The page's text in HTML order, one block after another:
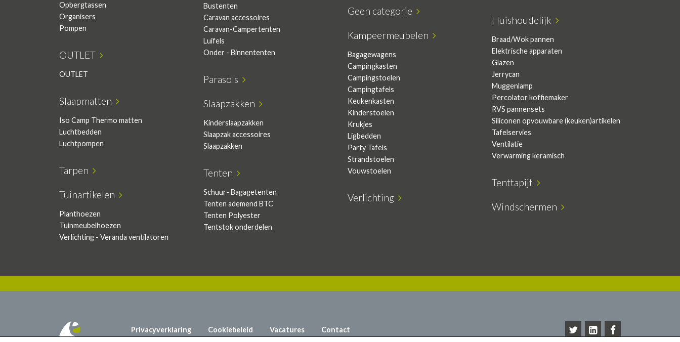
Opbergtassen
Organisers
Pompen
Bustenten
Caravan accessoires
Caravan-Campertenten
Luifels
Onder - Binnententen
Geen categorie
Huishoudelijk
Braad/Wok pannen
Elektrische apparaten
Glazen
Jerrycan
Muggenlamp
Percolator koffiemaker
RVS pannensets
Siliconen opvouwbare (keuken)artikelen
Tafelservies
Ventilatie
Verwarming keramisch
Kampeermeubelen
Bagagewagens
Campingkasten
Campingstoelen
Campingtafels
Keukenkasten
Kinderstoelen
Krukjes
Ligbedden
Party Tafels
Strandstoelen
Vouwstoelen
OUTLET
OUTLET
Parasols
Slaapmatten
Iso Camp Thermo matten
Luchtbedden
Luchtpompen
Slaapzakken
Kinderslaapzakken
Slaapzak accessoires
Slaapzakken
Tarpen Tenten
Schuur- Bagagetenten
Tenten ademend BTC
Tenten Polyester
Tentstok onderdelen
Tenttapijt
Tuinartikelen
Planthoezen
Tuinmeubelhoezen
Verlichting - Veranda ventilatoren
Verlichting
Windschermen
Privacyverklaring Cookiebeleid Vacatures Contact